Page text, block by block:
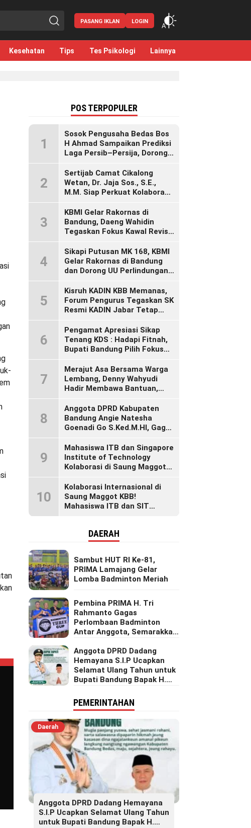
PASANG IKLAN LOGIN
Kesehatan Tips Tes Psikologi Lainnya
POS TERPOPULER
1
Sosok Pengusaha Bedas Bos
H Ahmad Sampaikan Prediksi
Laga Persib–Persija, Dorong
Berada
2
Sertijab Camat Cikalong
Wetan, Dr. Jaja Sos., S.E.,
M.M. Siap Perkuat Kolaborasi
Lebih Maju dan Sejahtera
3
KBMI Gelar Rakornas di
Bandung, Daeng Wahidin
Tegaskan Fokus Kawal Revisi
4
Sikapi Putusan MK 168, KBMI
Gelar Rakornas di Bandung
dan Dorong UU Perlindungan
5
Kisruh KADIN KBB Memanas,
Forum Pengurus Tegaskan SK
Resmi KADIN Jabar Tetap
Segera Bertindak
6
Pengamat Apresiasi Sikap
Tenang KDS : Hadapi Fitnah,
Bupati Bandung Pilih Fokus
7
Merajut Asa Bersama Warga
Lembang, Denny Wahyudi
Hadir Membawa Bantuan,
Menyalakan Semangat
Generasi Muda
8
Anggota DPRD Kabupaten
Bandung Angie Natesha
Goenadi Go S.Ked.M.HI, Gagas
Lewat Agenda Senam Pagi
9
Mahasiswa ITB dan Singapore
Institute of Technology
Kolaborasi di Saung Maggot
Produk Bernilai Tinggi Lewat
Riset Inovatif
10
Kolaborasi Internasional di
Saung Maggot KBB!
Mahasiswa ITB dan SIT
Pangan Dunia
DAERAH
Sambut HUT RI Ke-81,
PRIMA Lamajang Gelar
Lomba Badminton Meriah
Pembina PRIMA H. Tri
Rahmanto Gagas
Perlombaan Badminton
Antar Anggota, Semarakkan
Anggota DPRD Dadang
Hemayana S.I.P Ucapkan
Selamat Ulang Tahun untuk
Bupati Bandung Bapak H.
PEMERINTAHAN
Daerah
Anggota DPRD Dadang Hemayana
S.I.P Ucapkan Selamat Ulang Tahun
untuk Bupati Bandung Bapak H.